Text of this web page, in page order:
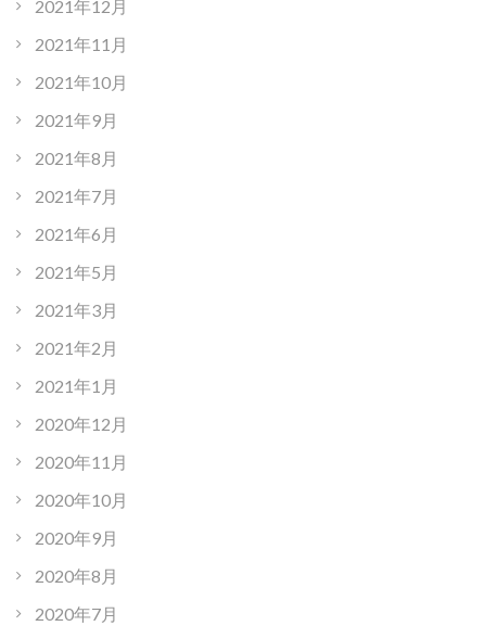
2021年12月
2021年11月
2021年10月
2021年9月
2021年8月
2021年7月
2021年6月
2021年5月
2021年3月
2021年2月
2021年1月
2020年12月
2020年11月
2020年10月
2020年9月
2020年8月
2020年7月